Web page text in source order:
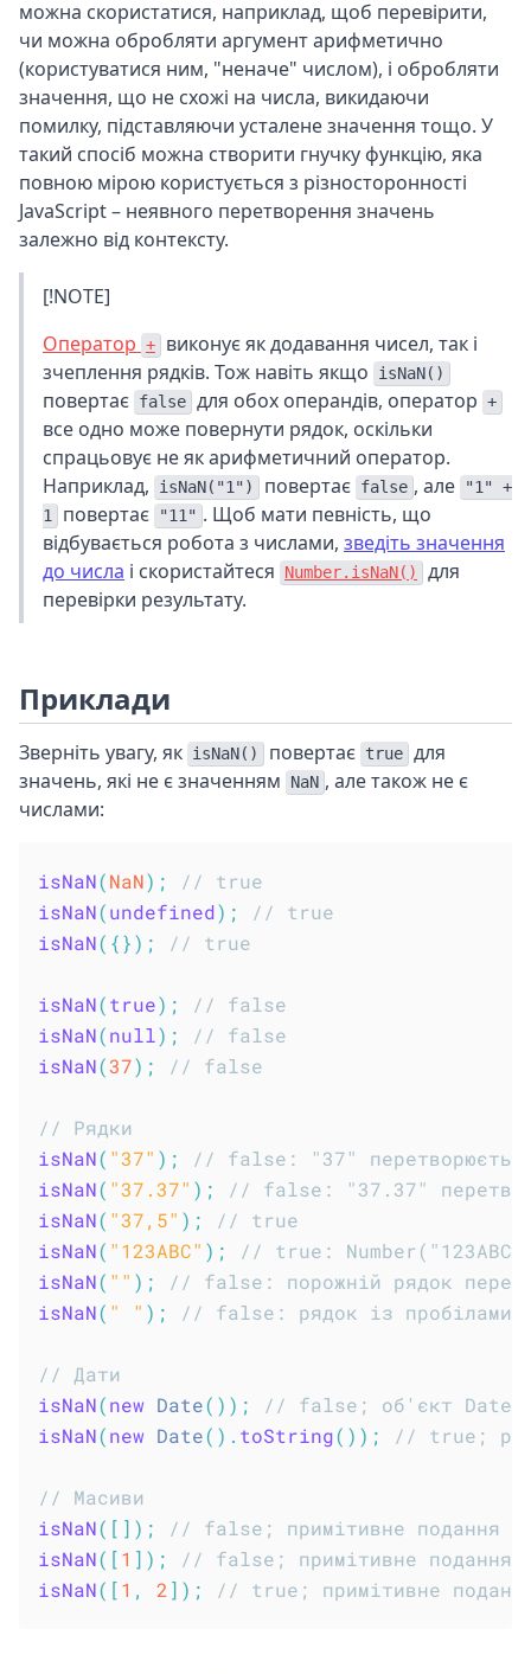
можна скористатися, наприклад, щоб перевірити,
чи можна обробляти аргумент арифметично
(користуватися ним, "неначе" числом), і обробляти
значення, що не схожі на числа, викидаючи
помилку, підставляючи усталене значення тощо. У
такий спосіб можна створити гнучку функцію, яка
повною мірою користується з різносторонності
JavaScript – неявного перетворення значень
залежно від контексту.
[!NOTE]
Оператор +
виконує як додавання чисел, так і
зчеплення рядків. Тож навіть якщо
isNaN()
повертає false для обох операндів, оператор +
все одно може повернути рядок, оскільки
спрацьовує не як арифметичний оператор.
Наприклад,
isNaN("1") повертає false , але
"1" +
1
повертає "11" . Щоб мати певність, що
відбувається робота з числами, зведіть значення
до числа і скористайтеся Number.isNaN()
для
перевірки результату.
Приклади
Зверніть увагу, як isNaN() повертає true для
значень, які не є значенням
NaN , але також не є
числами:
isNaN(NaN) ;
// true
isNaN(undefined) ;
// true
isNaN( {}) ; // true
isNaN(true) ;
// false
isNaN(null) ;
// false
isNaN(37) ; // false
// Рядки
isNaN( "37" ) ;
// false: "37"
isNaN( "37.37" ) ;
// false: "37.37"
isNaN( "37,5" ) ;
// true
isNaN( "123ABC" ) ;
// true:
isNaN( "" ) ;
// false: порожній рядок
isNaN( " " ) ; // false: рядок із пробілами
// Дати
isNaN(new Date( ) ) ;
// false; об'єкт Date
isNaN(new Date( ) . toString( ) ) ; // true;
// Масиви
isNaN( [ ] ) ;
// false; примітивне подання
isNaN( [1 ] ) ;
// false; примітивне подання
isNaN( [1 , 2 ] ) ; // true; примітивне